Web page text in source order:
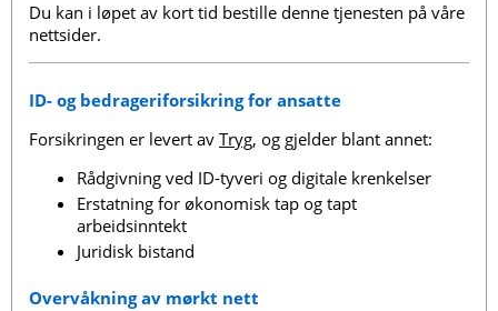
Du kan i løpet av kort tid bestille denne tjenesten på våre
nettsider.
ID- og bedrageriforsikring for ansatte
Forsikringen er levert av Tryg, og gjelder blant annet:
Rådgivning ved ID-tyveri og digitale krenkelser
Erstatning for økonomisk tap og tapt
arbeidsinntekt
Juridisk bistand
Overvåkning av mørkt nett